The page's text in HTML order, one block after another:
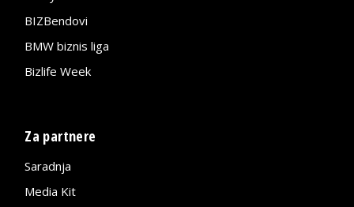
BIZBendovi
BMW biznis liga
Bizlife Week
Za partnere
Saradnja
Media Kit